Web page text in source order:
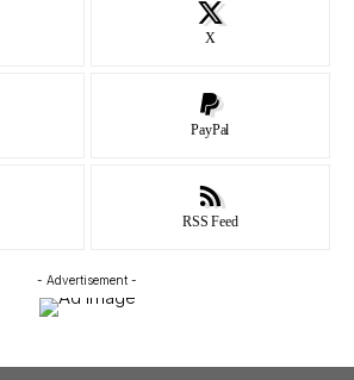
X
PayPal
RSS Feed
- Advertisement -